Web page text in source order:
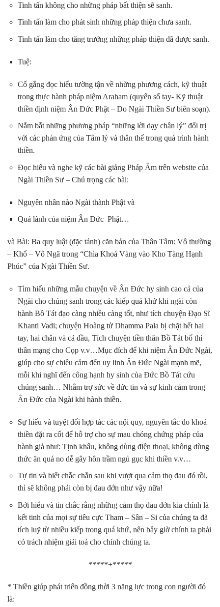
Tinh tấn không cho những pháp bất thiện sẽ sanh.
Tinh tấn làm cho phát sinh những pháp thiện chưa sanh.
Tinh tấn làm cho tăng trưởng những pháp thiện đã được sanh.
Tuệ:
Cố gắng đọc hiểu tường tận về những phương cách, kỹ thuật
trong thực hành pháp niệm Araham (quyển sổ tay- Kỹ thuật
thiền định niệm Ân Đức Phật – Do Ngài Thiền Sư biên soạn).
Nắm bắt những phương pháp “những lời dạy chân lý” đối trị
với các phản ứng của Tâm lý và thân thể trong quá trình hành
thiền.
Đọc hiểu và nghe kỹ các bài giảng Pháp Âm trên website của
Ngài Thiền Sư – Chú trọng các bài:
Nguyên nhân nào Ngài thành Phật và
Quả lành của niệm Ân Đức Phật…
và Bài: Ba quy luật (đặc tánh) căn bản của Thân Tâm: Vô thường
– Khổ – Vô Ngã trong “Chìa Khoá Vàng vào Kho Tàng Hạnh
Phúc” của Ngài Thiền Sư.
Tìm hiểu những mẫu chuyện về Ân Đức hy sinh cao cả của
Ngài cho chúng sanh trong các kiếp quá khứ khi ngài còn
hành Bồ Tát đạo càng nhiều càng tốt, như tích chuyện Đạo Sĩ
Khanti Vadi; chuyện Hoàng tử Dhamma Pala bị chặt hết hai
tay, hai chân và cả đầu, Tích chuyện tiền thân Bồ Tát bố thí
thân mạng cho Cọp v.v…Mục đích để khi niệm Ân Đức Ngài,
giúp cho sự chiêu cảm đến uy linh Ân Đức Ngài mạnh mẽ,
mỗi khi nghĩ đến công hạnh hy sinh của Đức Bồ Tát cứu
chúng sanh… Nhằm trợ sức về đức tin và sự kinh cảm trong
Ân Đức của Ngài khi hành thiền.
Sự hiểu và tuyệt đối hợp tác các nội quy, nguyên tắc do khoá
thiền đặt ra cốt để hỗ trợ cho sự mau chóng chứng pháp của
hành giả như: Tịnh khẩu, không dùng điện thoại, không dùng
thức ăn quá no dễ gây hôn trầm ngủ gục khi thiền v.v…
Tự tin và biết chắc chắn sau khi vượt qua cảm thọ đau đó rồi,
thì sẽ không phải còn bị đau đớn như vậy nữa!
Bởi hiểu và tin chắc rằng những cảm thọ đau đớn kia chính là
kết tinh của mọi sự tiêu cực Tham – Sân – Si của chúng ta đã
tích luỹ từ nhiều kiếp trong quá khứ, nên bây giờ chính ta phải
có trách nhiệm giải toả cho chính chúng ta.
*****+*****
* Thiền giúp phát triển đồng thời 3 năng lực trong con người đó
là: